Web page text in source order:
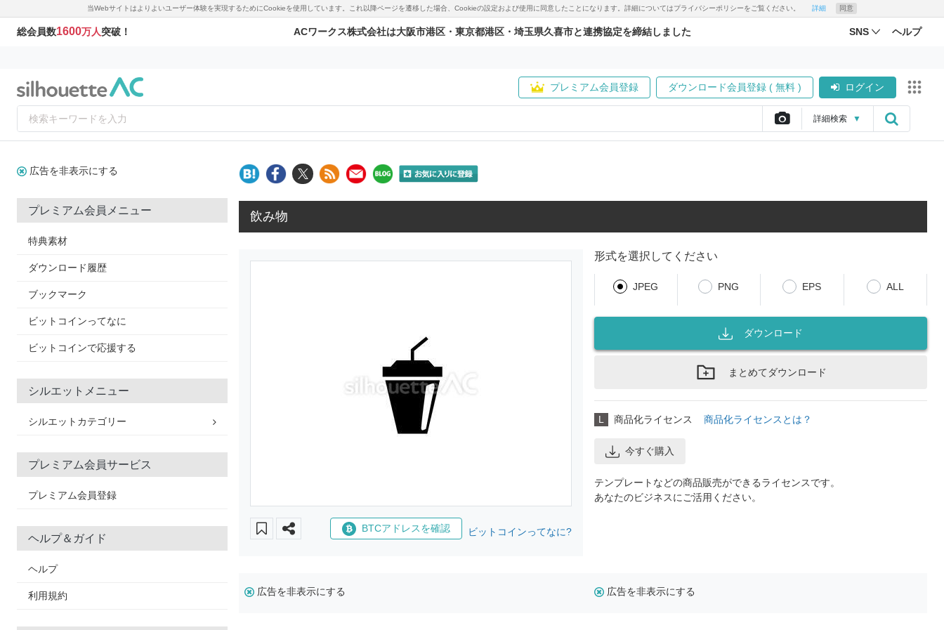
当Webサイトはよりよいユーザー体験を実現するためにCookieを使用しています。これ以降ページを遷移した場合、Cookieの設定および使用に同意したことになります。詳細についてはプライバシーポリシーをご覧ください。 詳細 同意
総会員数1600万人突破！ ACワークス株式会社は大阪市港区・東京都港区・埼玉県久喜市と連携協定を締結しました SNS ヘルプ
プレミアム会員登録 ダウンロード会員登録 ( 無料 ) ログイン
詳細検索 ▼
広告を非表示にする
プレミアム会員メニュー
特典素材
ダウンロード履歴
ブックマーク
ビットコインってなに
ビットコインで応援する
シルエットメニュー
シルエットカテゴリー
プレミアム会員サービス
プレミアム会員登録
ヘルプ＆ガイド
ヘルプ
利用規約
飲み物
BTCアドレスを確認 ビットコインってなに?
形式を選択してください
JPEG PNG EPS ALL
ダウンロード
まとめてダウンロード
L 商品化ライセンス 商品化ライセンスとは？
今すぐ購入
テンプレートなどの商品販売ができるライセンスです。
あなたのビジネスにご活用ください。
広告を非表示にする 広告を非表示にする